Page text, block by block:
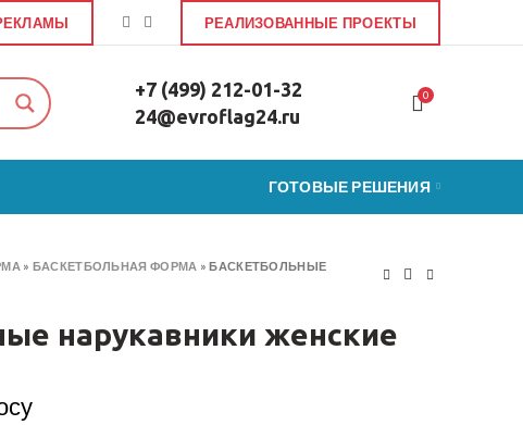
РЕАЛИЗОВАННЫЕ ПРОЕКТЫ
+7 (499) 212-01-32
24@evroflag24.ru
0
ГОТОВЫЕ РЕШЕНИЯ
» БАСКЕТБОЛЬНАЯ ФОРМА »БАСКЕТБОЛЬНЫЕ
нарукавники женские